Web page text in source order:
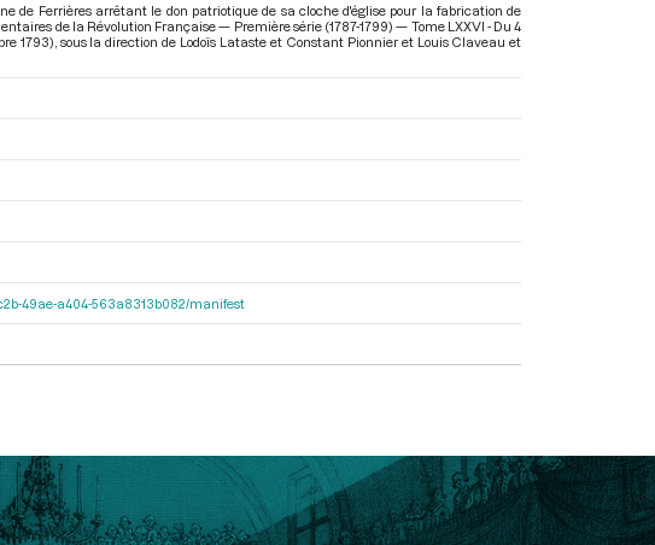
de Ferrières arrêtant le don patriotique de sa cloche d'église pour la fabrication de
de la Révolution Française — Première série (1787-1799) — Tome LXXVI - Du 4
1793) , sous la direction de Lodoïs Lataste et Constant Pionnier et Louis Claveau et
49ae-a404-563a8313b082/manifest